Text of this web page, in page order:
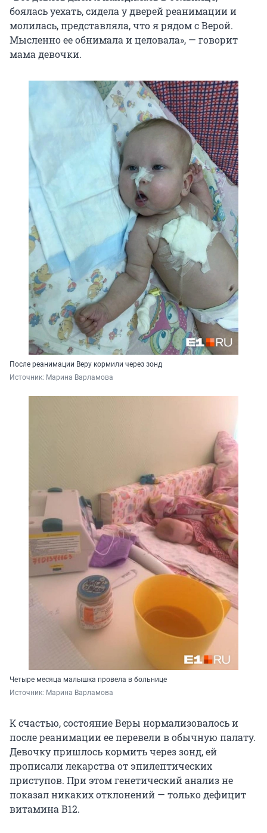
боялась уехать, сидела у дверей реанимации и
молилась, представляла, что я рядом с Верой.
Мысленно ее обнимала и целовала», — говорит
мама девочки.
После реанимации Веру кормили через зонд
Источник: Марина Варламова
Четыре месяца малышка провела в больнице
Источник: Марина Варламова
К счастью, состояние Веры нормализовалось и
после реанимации ее перевели в обычную палату.
Девочку пришлось кормить через зонд, ей
прописали лекарства от эпилептических
приступов. При этом генетический анализ не
показал никаких отклонений — только дефицит
витамина В12.